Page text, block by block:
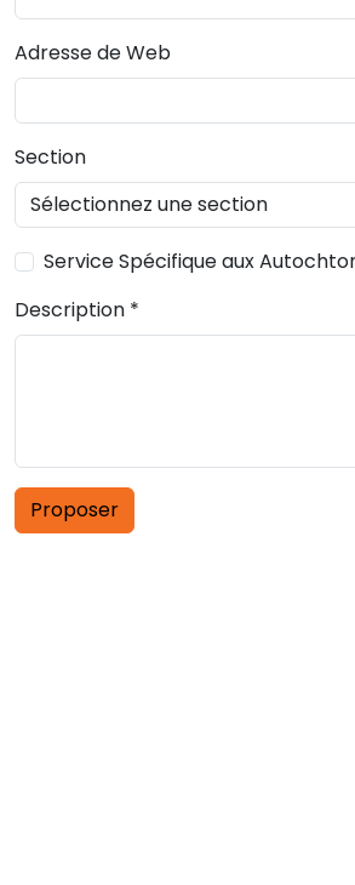
Adresse de Web
Section
Service Spécifique aux
Description *